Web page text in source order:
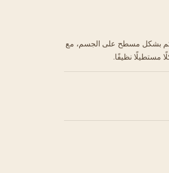
بشكل مسطح على الجسم، مع
مستطيلًا نظيفًا.